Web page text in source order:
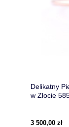
Delikatny
w Złocie
3 500,00 zł